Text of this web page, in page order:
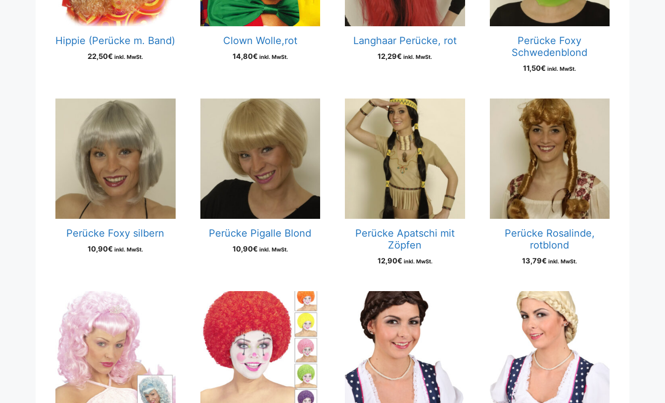
Hippie (Perücke m. Band)
22,50€ inkl. MwSt.
Clown Wolle,rot
14,80€ inkl. MwSt.
Langhaar Perücke, rot
12,29€ inkl. MwSt.
Perücke Foxy
Schwedenblond
11,50€ inkl. MwSt.
Perücke Foxy silbern
10,90€ inkl. MwSt.
Perücke Pigalle Blond
10,90€ inkl. MwSt.
Perücke Apatschi mit
Zöpfen
12,90€ inkl. MwSt.
Perücke Rosalinde,
rotblond
13,79€ inkl. MwSt.